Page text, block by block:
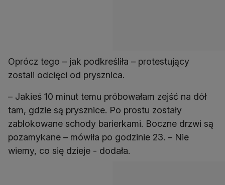
Oprócz tego – jak podkreśliła – protestujący
zostali odcięci od prysznica.
– Jakieś 10 minut temu próbowałam zejść na dół
tam, gdzie są prysznice. Po prostu zostały
zablokowane schody barierkami. Boczne drzwi są
pozamykane – mówiła po godzinie 23. – Nie
wiemy, co się dzieje - dodała.